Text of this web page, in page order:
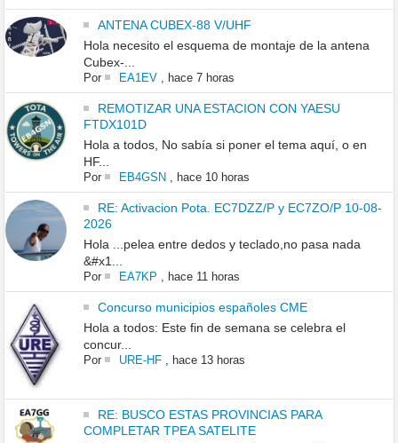
ANTENA CUBEX-88 V/UHF
Hola necesito el esquema de montaje de la antena
Cubex-...
Por EA1EV, hace 7 horas
REMOTIZAR UNA ESTACION CON YAESU
FTDX101D
Hola a todos, No sabía si poner el tema aquí, o en
HF...
Por EB4GSN, hace 10 horas
RE: Activacion Pota. EC7DZZ/P y EC7ZO/P 10-08-
2026
Hola ...pelea entre dedos y teclado,no pasa nada
&#x1...
Por EA7KP hace 11 horas
Concurso municipios españoles CME
Hola a todos: Este fin de semana se celebra el
concur...
Por URE-HF, hace 13 horas
RE: BUSCO ESTAS PROVINCIAS PARA
COMPLETAR TPEA SATELITE